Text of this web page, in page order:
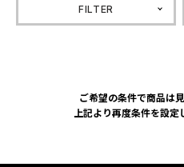
FILTER
ご希望の条件で商品は
上記より再度条件を設定